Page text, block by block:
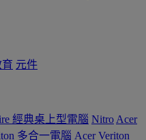
元件
經典桌上型電腦 Nitro Acer
多合一電腦 Acer Veriton